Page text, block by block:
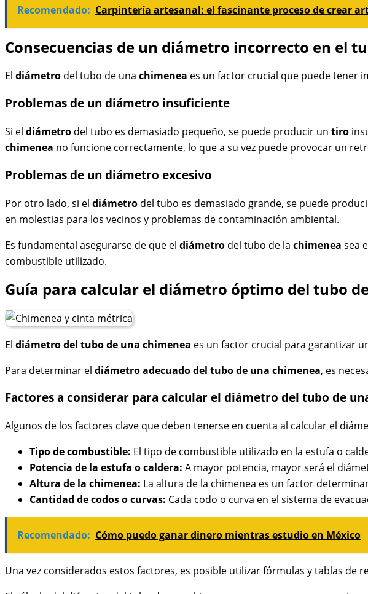
Recomendado: Carpintería artesanal: el fascinante proceso de crear
Consecuencias de un diámetro incorrecto en el
El diámetro del tubo de una chimenea es un factor crucial que puede tener
Problemas de un diámetro insuficiente
Si el diámetro del tubo es demasiado pequeño, se puede producir un tiro
chimenea no funcione correctamente, lo que a su vez puede provocar un
Problemas de un diámetro excesivo
Por otro lado, si el diámetro del tubo es demasiado grande, se puede
en molestias para los vecinos y problemas de contaminación ambiental.
Es fundamental asegurarse de que el diámetro del tubo de la chimenea sea
combustible utilizado.
Guía para calcular el diámetro óptimo del tubo
El diámetro del tubo de una chimenea es un factor crucial para garantizar
Para determinar el diámetro adecuado del tubo de una chimenea, es
Factores a considerar para calcular el diámetro del tubo de
Algunos de los factores clave que deben tenerse en cuenta al calcular el
Tipo de combustible: El tipo de combustible utilizado en la estufa o
Potencia de la estufa o caldera: A mayor potencia, mayor será el
Altura de la chimenea: La altura de la chimenea es un factor
Cantidad de codos o curvas: Cada codo o curva en el sistema de
Recomendado: Cómo puedo ganar dinero mientras estudio en México
Una vez considerados estos factores, es posible utilizar fórmulas y tablas